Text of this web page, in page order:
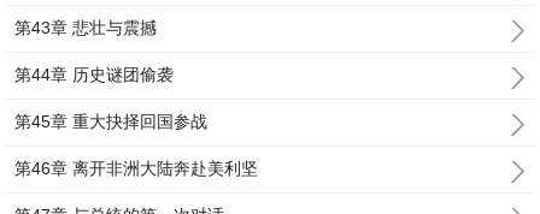
第43章 悲壮与震撼
第44章 历史谜团偷袭
第45章 重大抉择回国参战
第46章 离开非洲大陆奔赴美利坚